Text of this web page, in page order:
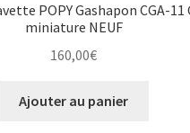
POPY Gashapon CGA-11
miniature NEUF
160,00€
Ajouter au panier